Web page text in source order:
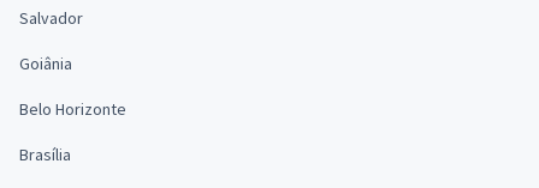
Salvador
Goiânia
Belo Horizonte
Brasília